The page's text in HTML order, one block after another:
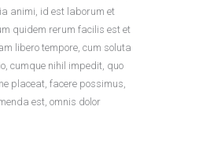
animi, id est laborum et
quidem rerum facilis est et
libero tempore, cum soluta
cumque nihil impedit, quo
placeat, facere possimus,
est, omnis dolor